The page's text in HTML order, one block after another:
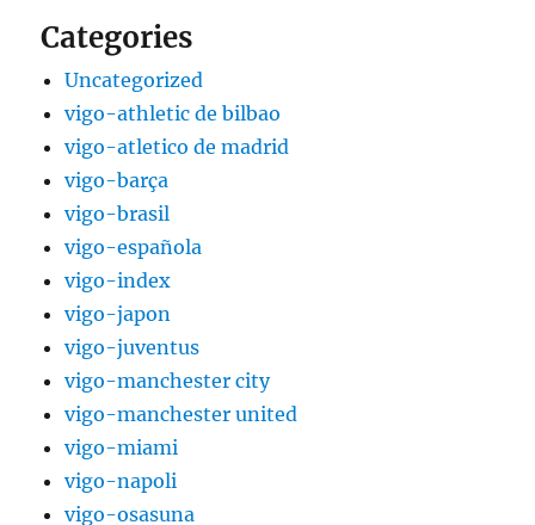
Categories
Uncategorized
vigo-athletic de bilbao
vigo-atletico de madrid
vigo-barça
vigo-brasil
vigo-española
vigo-index
vigo-japon
vigo-juventus
vigo-manchester city
vigo-manchester united
vigo-miami
vigo-napoli
vigo-osasuna